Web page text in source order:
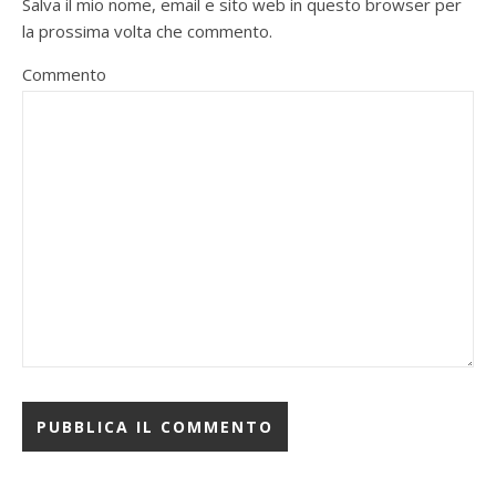
la prossima volta che commento.
Commento